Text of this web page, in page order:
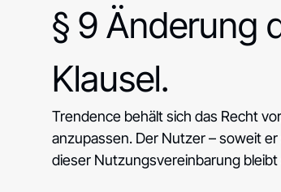
§ 9 Änderung
Klausel.
Trendence behält sich das Recht
anzupassen. Der Nutzer – soweit
dieser Nutzungsvereinbarung